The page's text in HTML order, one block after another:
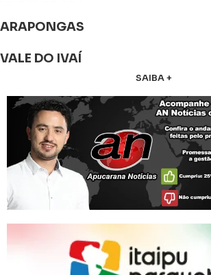
ARAPONGAS
VALE DO IVAÍ
SAIBA +